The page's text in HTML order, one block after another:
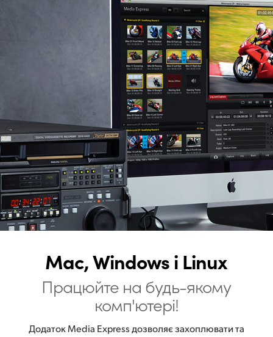
Mac, Windows і Linux
Працюйте на будь-якому
комп'ютері!
Додаток Media Express дозволяє захоплювати та